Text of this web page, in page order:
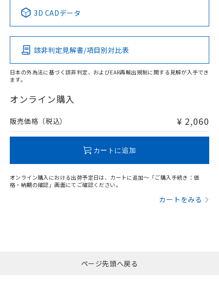
Pb Hg Cd Cr(VI)
O
在庫等で未対応品が混在する可能性があります。
問い合わせください。
3D CADデータ
該非判定見解書/項目別対比表
日本の外為法に基づく該非判定、およびEAR再輸出規制に関する見解が入手でき
ます。
オンライン購入
販売価格（税込） ¥ 2,060
カートに追加
オンライン購入における出荷予定日は、カートに追加～「ご購入手続き：価
格・納期の確認」画面にてご確認ください。
カートをみる
ページ先頭へ戻る